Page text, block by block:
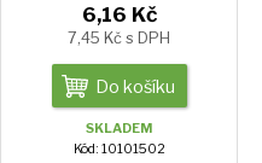
6,16 Kč
7,45 Kč s DPH
Do košíku
SKLADEM
Kód: 10101502